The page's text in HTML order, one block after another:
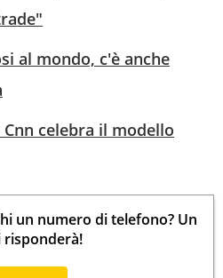
al mondo, c'è anche
celebra il modello
un numero di telefono? Un
risponderà!